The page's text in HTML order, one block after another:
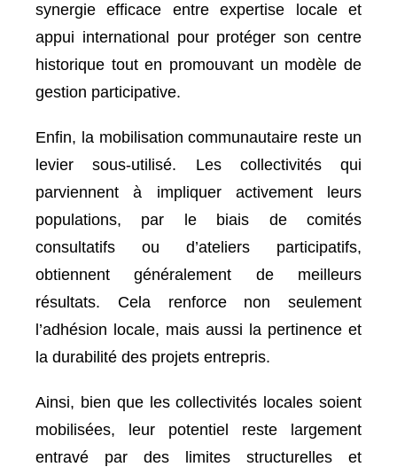
synergie efficace entre expertise locale et
appui international pour protéger son centre
historique tout en promouvant un modèle de
gestion participative.
Enfin, la mobilisation communautaire reste un
levier sous-utilisé. Les collectivités qui
parviennent à impliquer activement leurs
populations, par le biais de comités
consultatifs ou d’ateliers participatifs,
obtiennent généralement de meilleurs
résultats. Cela renforce non seulement
l’adhésion locale, mais aussi la pertinence et
la durabilité des projets entrepris.
Ainsi, bien que les collectivités locales soient
mobilisées, leur potentiel reste largement
entravé par des limites structurelles et